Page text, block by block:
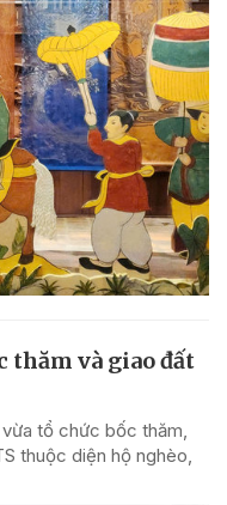
thăm và giao đất
tổ chức bốc thăm,
thuộc diện hộ nghèo,